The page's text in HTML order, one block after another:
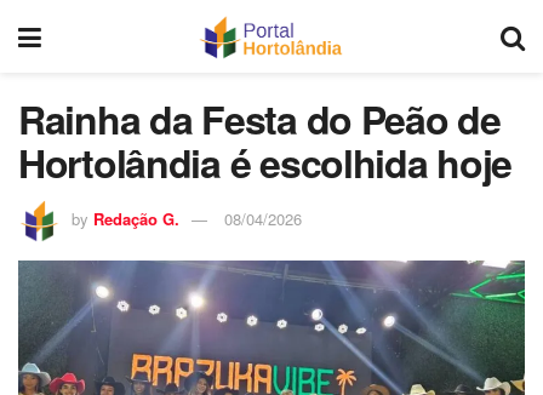
Rainha da Festa do Peão de
Hortolândia é escolhida hoje
by Redação G. 08/04/2026